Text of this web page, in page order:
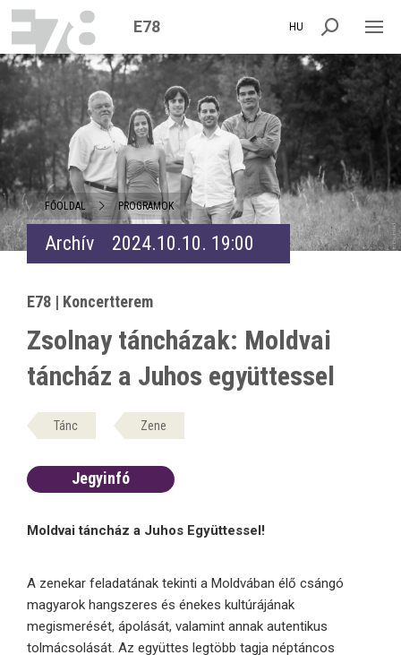
E78 HU
FŐOLDAL PROGRAMOK
Archív 2024.10.10. 19:00
E78 | Koncertterem
Zsolnay táncházak: Moldvai
táncház a Juhos együttessel
Tánc Zene
Jegyinfó
Moldvai táncház a Juhos Együttessel!
A zenekar feladatának tekinti a Moldvában élő csángó
magyarok hangszeres és énekes kultúrájának
megismerését, ápolását, valamint annak autentikus
tolmácsolását. Az együttes legtöbb tagja néptáncos